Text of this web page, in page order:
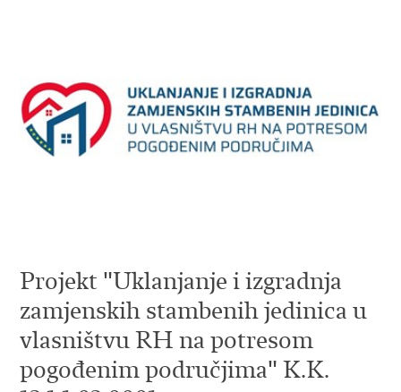
Projekt "Uklanjanje i izgradnja
zamjenskih stambenih jedinica u
vlasništvu RH na potresom
pogođenim područjima" K.K.